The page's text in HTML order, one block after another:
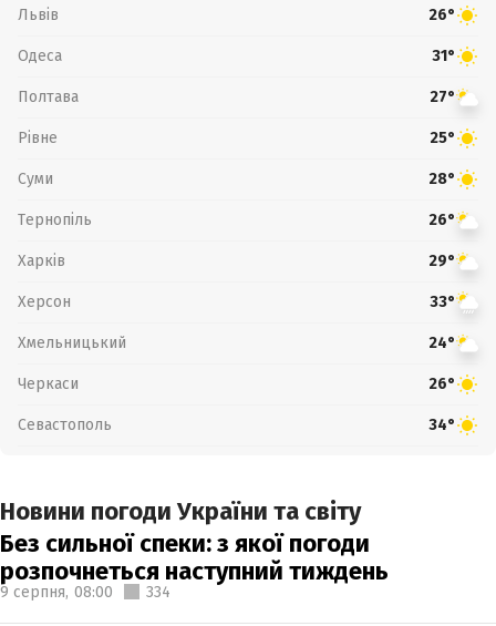
Львів 26°
Одеса 31°
Полтава 27°
Рівне 25°
Суми 28°
Тернопіль 26°
Харків 29°
Херсон 33°
Хмельницький 24°
Черкаси 26°
Севастополь 34°
Новини погоди України та світу
Без сильної спеки: з якої погоди
розпочнеться наступний тиждень
9 серпня, 08:00 334